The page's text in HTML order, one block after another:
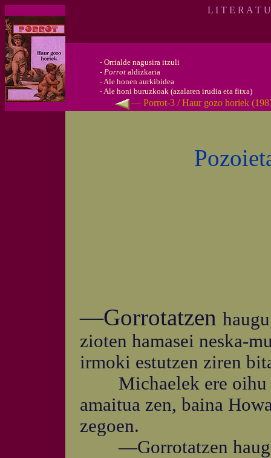
L I T E R A T
- Orrialde nagusira itzuli
- Porrot aldizkaria
-Ale honen aurkibidea
-Ale honi buruzkoak (azalaren irudia eta fitxa)
— Porrot-3 / Haur gozo horiek
—Gorrotatzen
zioten hamasei neska-
irmoki estutzen ziren
Michaelek ere oihu
amaitua zen, baina
zegoen.
—Gorrotatzen